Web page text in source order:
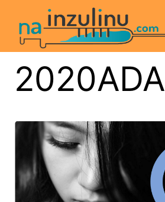
2020ADA